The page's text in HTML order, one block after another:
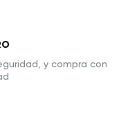
y compra con